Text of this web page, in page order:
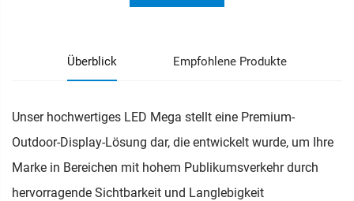
Überblick Empfohlene Produkte
Unser hochwertiges LED Mega stellt eine Premium-
Outdoor-Display-Lösung dar, die entwickelt wurde, um Ihre
Marke in Bereichen mit hohem Publikumsverkehr durch
hervorragende Sichtbarkeit und Langlebigkeit